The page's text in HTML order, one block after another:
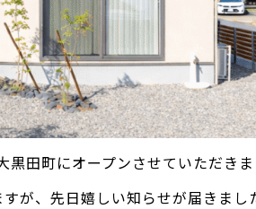
田町にオープンさせていただきま
が、先日嬉しい知らせが届きまし